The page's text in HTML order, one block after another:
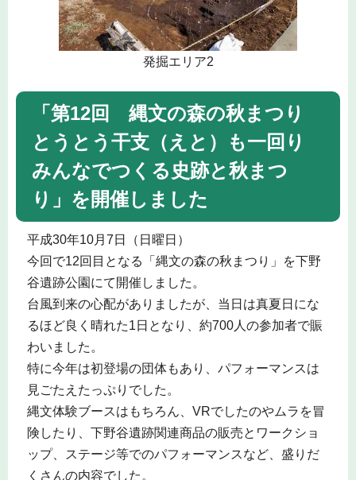
発掘エリア2
「第12回 縄文の森の秋まつり
とうとう干支（えと）も一回り
みんなでつくる史跡と秋まつ
り」を開催しました
平成30年10月7日（日曜日）
今回で12回目となる「縄文の森の秋まつり」を下野
谷遺跡公園にて開催しました。
台風到来の心配がありましたが、当日は真夏日にな
るほど良く晴れた1日となり、約700人の参加者で賑
わいました。
特に今年は初登場の団体もあり、パフォーマンスは
見ごたえたっぷりでした。
縄文体験ブースはもちろん、VRでしたのやムラを冒
険したり、下野谷遺跡関連商品の販売とワークショ
ップ、ステージ等でのパフォーマンスなど、盛りだ
くさんの内容でした。